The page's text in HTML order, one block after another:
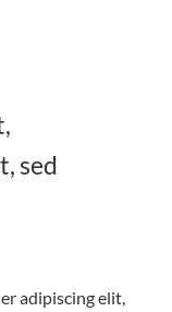
sed
adipiscing elit,